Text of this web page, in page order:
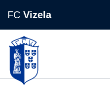
FC Vizela